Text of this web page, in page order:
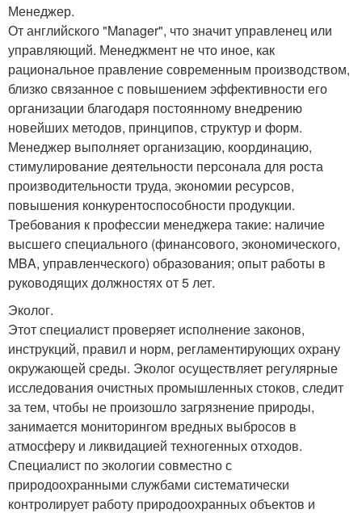
Менеджер.
От английского "Manager", что значит управленец или
управляющий. Менеджмент не что иное, как
рациональное правление современным производством,
близко связанное с повышением эффективности его
организации благодаря постоянному внедрению
новейших методов, принципов, структур и форм.
Менеджер выполняет организацию, координацию,
стимулирование деятельности персонала для роста
производительности труда, экономии ресурсов,
повышения конкурентоспособности продукции.
Требования к профессии менеджера такие: наличие
высшего специального (финансового, экономического,
MBA, управленческого) образования; опыт работы в
руководящих должностях от 5 лет.
Эколог.
Этот специалист проверяет исполнение законов,
инструкций, правил и норм, регламентирующих охрану
окружающей среды. Эколог осуществляет регулярные
исследования очистных промышленных стоков, следит
за тем, чтобы не произошло загрязнение природы,
занимается мониторингом вредных выбросов в
атмосферу и ликвидацией техногенных отходов.
Специалист по экологии совместно с
природоохранными службами систематически
контролирует работу природоохранных объектов и